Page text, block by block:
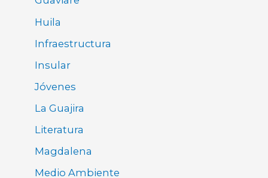
Huila
Infraestructura
Insular
Jóvenes
La Guajira
Literatura
Magdalena
Medio Ambiente